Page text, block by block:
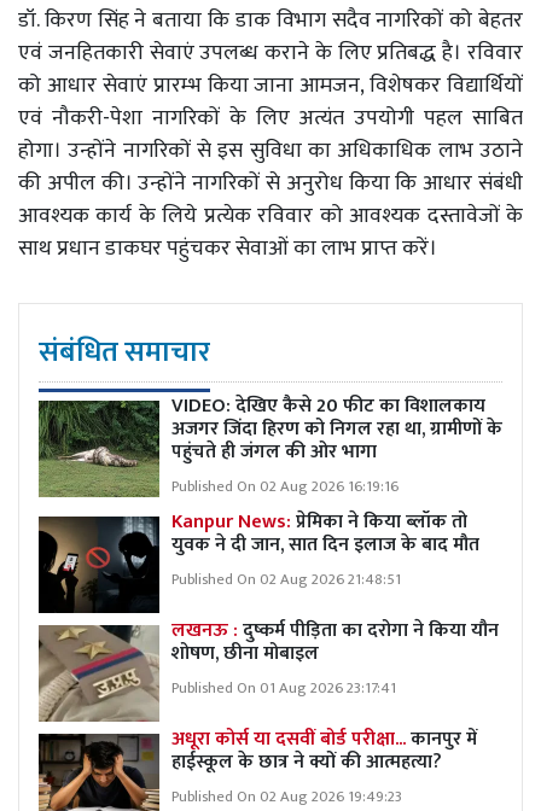
डॉ. किरण सिंह ने बताया कि डाक विभाग सदैव नागरिकों को बेहतर
एवं जनहितकारी सेवाएं उपलब्ध कराने के लिए प्रतिबद्ध है। रविवार
को आधार सेवाएं प्रारम्भ किया जाना आमजन, विशेषकर विद्यार्थियों
एवं नौकरी-पेशा नागरिकों के लिए अत्यंत उपयोगी पहल साबित
होगा। उन्होंने नागरिकों से इस सुविधा का अधिकाधिक लाभ उठाने
की अपील की। उन्होंने नागरिकों से अनुरोध किया कि आधार संबंधी
आवश्यक कार्य के लिये प्रत्येक रविवार को आवश्यक दस्तावेजों के
साथ प्रधान डाकघर पहुंचकर सेवाओं का लाभ प्राप्त करें।
संबंधित समाचार
VIDEO: देखिए कैसे 20 फीट का विशालकाय
अजगर जिंदा हिरण को निगल रहा था, ग्रामीणों के
पहुंचते ही जंगल की ओर भागा
Published On 02 Aug 2026 16:19:16
Kanpur News:प्रेमिका ने किया ब्लॉक तो
युवक ने दी जान, सात दिन इलाज के बाद मौत
Published On 02 Aug 2026 21:48:51
लखनऊ :दुष्कर्म पीड़िता का दरोगा ने किया यौन
शोषण, छीना मोबाइल
Published On 01 Aug 2026 23:17:41
अधूरा कोर्स या दसवीं बोर्ड परीक्षा...कानपुर में
हाईस्कूल के छात्र ने क्यों की आत्महत्या?
Published On 02 Aug 2026 19:49:23